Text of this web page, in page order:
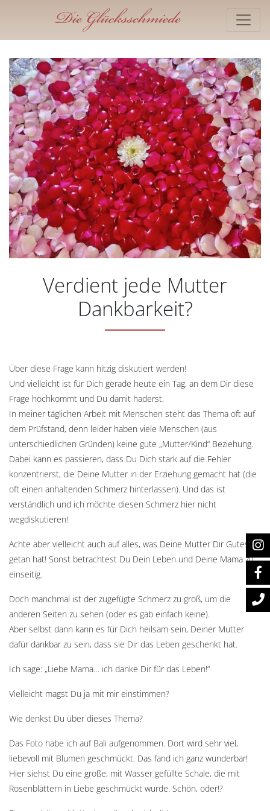
Verdient jede Mutter
Dankbarkeit?
Über diese Frage kann hitzig diskutiert werden!
Und vielleicht ist für Dich gerade heute ein Tag, an dem Dir diese
Frage hochkommt und Du damit haderst.
In meiner täglichen Arbeit mit Menschen steht das Thema oft auf
dem Prüfstand, denn leider haben viele Menschen (aus
unterschiedlichen Gründen) keine gute „Mutter/Kind“ Beziehung.
Dabei kann es passieren, dass Du Dich stark auf die Fehler
konzentrierst, die Deine Mutter in der Erziehung gemacht hat (die
oft einen anhaltenden Schmerz hinterlassen). Und das ist
verständlich und ich möchte diesen Schmerz hier nicht
wegdiskutieren!
Achte aber vielleicht auch auf alles, was Deine Mutter Dir Gutes
getan hat! Sonst betrachtest Du Dein Leben und Deine Mama zu
einseitig.
Doch manchmal ist der zugefügte Schmerz zu groß, um die
anderen Seiten zu sehen (oder es gab einfach keine).
Aber selbst dann kann es für Dich heilsam sein, Deiner Mutter
dafür dankbar zu sein, dass sie Dir das Leben geschenkt hat.
Ich sage: „Liebe Mama… ich danke Dir für das Leben!“
Vielleicht magst Du ja mit mir einstimmen?
Wie denkst Du über dieses Thema?
Das Foto habe ich auf Bali aufgenommen. Dort wird sehr viel,
liebevoll mit Blumen geschmückt. Das fand ich ganz wunderbar!
Hier siehst Du eine große, mit Wasser gefüllte Schale, die mit
Rosenblättern in Liebe geschmückt wurde. Schön, oder!?